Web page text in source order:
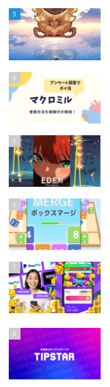
3
4
5
6
7
8